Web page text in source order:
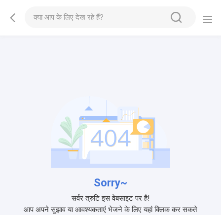
Sorry~
सर्वर त्रुटि इस वेबसाइट पर है!
आप अपने सुझाव या आवश्यकताएं भेजने के लिए यहां क्लिक कर सकते